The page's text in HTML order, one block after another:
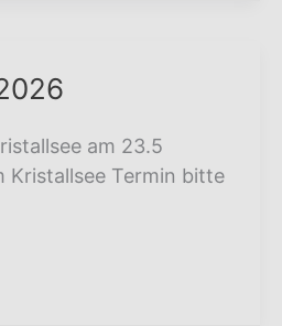
am 23.5
Kristallsee Termin bitte